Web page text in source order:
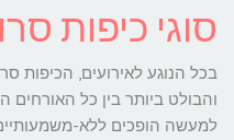
סוגי כיפות
בכל הנוגע לאירועים, הכיפות
והבולט ביותר בין כל
למעשה הופכים ללא-